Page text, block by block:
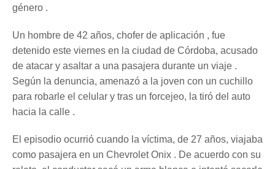
género .
Un hombre de 42 años, chofer de aplicación , fue
detenido este viernes en la ciudad de Córdoba, acusado
de atacar y asaltar a una pasajera durante un viaje .
Según la denuncia, amenazó a la joven con un cuchillo
para robarle el celular y tras un forcejeo, la tiró del auto
hacia la calle .
El episodio ocurrió cuando la víctima, de 27 años, viajaba
como pasajera en un Chevrolet Onix . De acuerdo con su